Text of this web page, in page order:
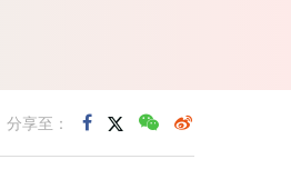
分享至：